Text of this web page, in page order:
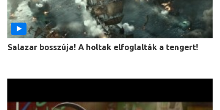
Salazar bosszúja! A holtak elfoglalták a tengert!